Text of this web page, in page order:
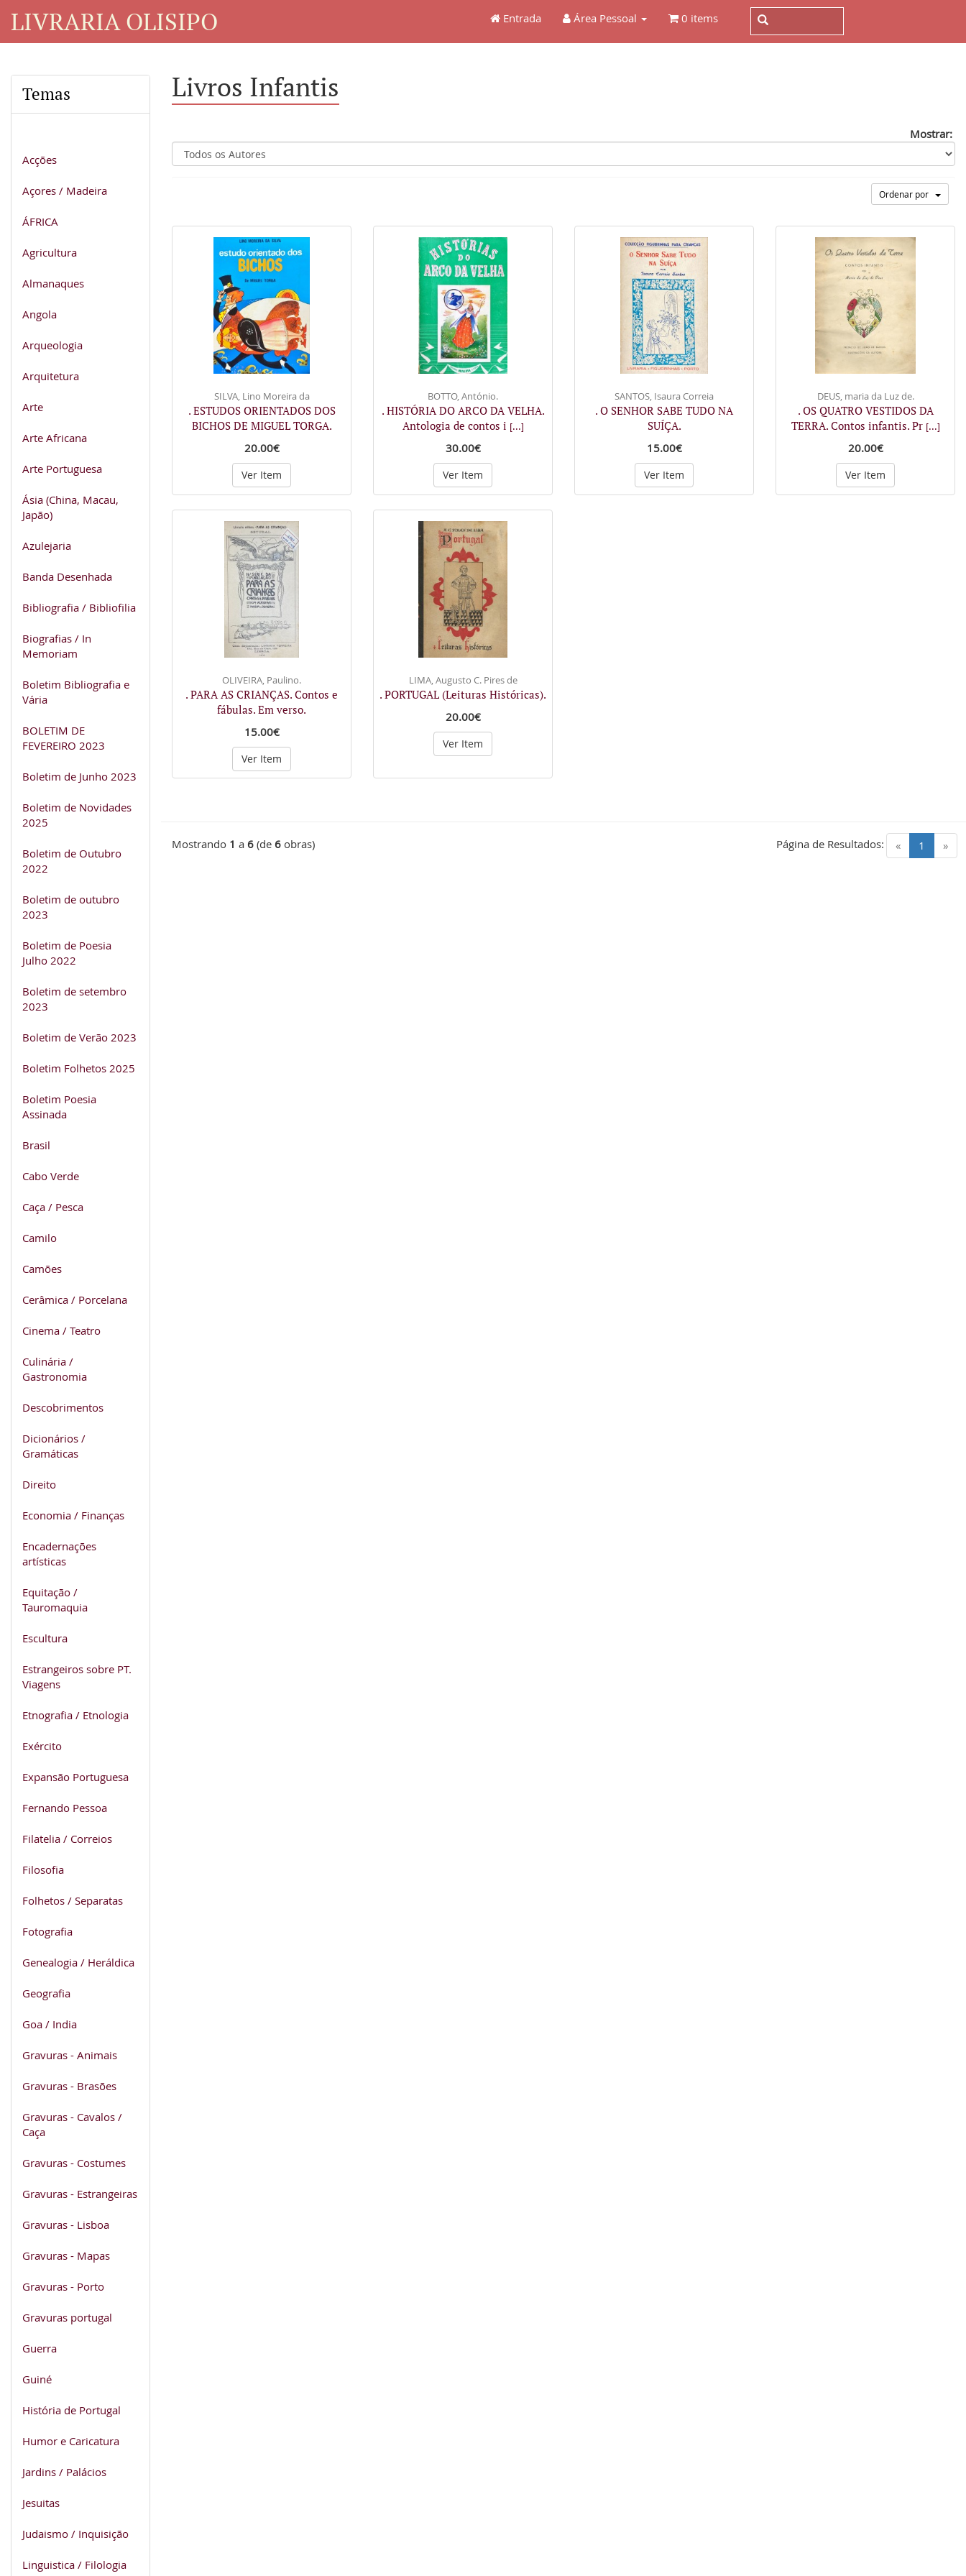
LIVRARIA OLISIPO Entrada Área Pessoal 0 items
Temas
Acções
Açores / Madeira
ÁFRICA
Agricultura
Almanaques
Angola
Arqueologia
Arquitetura
Arte
Arte Africana
Arte Portuguesa
Ásia (China, Macau,
Japão)
Azulejaria
Banda Desenhada
Bibliografia / Bibliofilia
Biografias / In
Memoriam
Boletim Bibliografia e
Vária
BOLETIM DE
FEVEREIRO 2023
Boletim de Junho 2023
Boletim de Novidades
2025
Boletim de Outubro
2022
Boletim de outubro
2023
Boletim de Poesia
Julho 2022
Boletim de setembro
2023
Boletim de Verão 2023
Boletim Folhetos 2025
Boletim Poesia
Assinada
Brasil
Cabo Verde
Caça / Pesca
Camilo
Camões
Cerâmica / Porcelana
Cinema / Teatro
Culinária /
Gastronomia
Descobrimentos
Dicionários /
Gramáticas
Direito
Economia / Finanças
Encadernações
artísticas
Equitação /
Tauromaquia
Escultura
Estrangeiros sobre PT.
Viagens
Etnografia / Etnologia
Exército
Expansão Portuguesa
Fernando Pessoa
Filatelia / Correios
Filosofia
Folhetos / Separatas
Fotografia
Genealogia / Heráldica
Geografia
Goa / India
Gravuras - Animais
Gravuras - Brasões
Gravuras - Cavalos /
Caça
Gravuras - Costumes
Gravuras - Estrangeiras
Gravuras - Lisboa
Gravuras - Mapas
Gravuras - Porto
Gravuras portugal
Guerra
Guiné
História de Portugal
Humor e Caricatura
Jardins / Palácios
Jesuitas
Judaismo / Inquisição
Linguistica / Filologia
Livros Infantis
Mostrar:
Ordenar por
SILVA, Lino Moreira da
. ESTUDOS ORIENTADOS DOS
BICHOS DE MIGUEL TORGA.
20.00€
Ver Item
BOTTO, António.
. HISTÓRIA DO ARCO DA VELHA.
Antologia de contos i [...]
30.00€
Ver Item
SANTOS, Isaura Correia
. O SENHOR SABE TUDO NA
SUÍÇA.
15.00€
Ver Item
DEUS, maria da Luz de.
. OS QUATRO VESTIDOS DA
TERRA. Contos infantis. Pr [...]
20.00€
Ver Item
OLIVEIRA, Paulino.
. PARA AS CRIANÇAS. Contos e
fábulas. Em verso.
15.00€
Ver Item
LIMA, Augusto C. Pires de
. PORTUGAL (Leituras Históricas).
20.00€
Ver Item
Mostrando 1 a 6 (de 6 obras) « 1 (current)
»
Página de Resultados: